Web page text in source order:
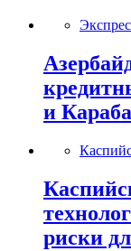
и
риски